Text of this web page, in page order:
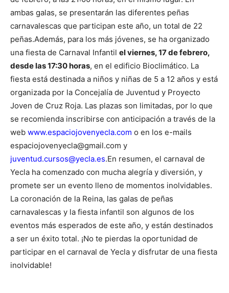
ambas galas, se presentarán las diferentes peñas
carnavalescas que participan este año, un total de 22
peñas.Además, para los más jóvenes, se ha organizado
una fiesta de Carnaval Infantil el viernes, 17 de febrero,
desde las 17:30 horas, en el edificio Bioclimático. La
fiesta está destinada a niños y niñas de 5 a 12 años y está
organizada por la Concejalía de Juventud y Proyecto
Joven de Cruz Roja. Las plazas son limitadas, por lo que
se recomienda inscribirse con anticipación a través de la
web www.espaciojovenyecla.com o en los e-mails
espaciojovenyecla@gmail.com y
juventud.cursos@yecla.es.En resumen, el carnaval de
Yecla ha comenzado con mucha alegría y diversión, y
promete ser un evento lleno de momentos inolvidables.
La coronación de la Reina, las galas de peñas
carnavalescas y la fiesta infantil son algunos de los
eventos más esperados de este año, y están destinados
a ser un éxito total. ¡No te pierdas la oportunidad de
participar en el carnaval de Yecla y disfrutar de una fiesta
inolvidable!